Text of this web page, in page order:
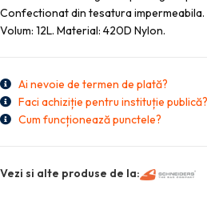
Confectionat din tesatura impermeabila.
Volum: 12L. Material: 420D Nylon.
Ai nevoie de termen de plată?
Faci achiziție pentru instituție publică?
Cum funcționează punctele?
Vezi si alte produse de la: